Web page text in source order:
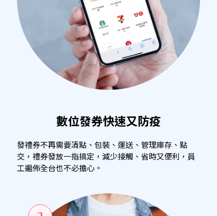
數位發券快速又防疫
發禮券不再需要清點、包裝、運送、管理庫存、點
交，禮券發放一指搞定，減少接觸、省時又便利，員
工遍佈全台也不必擔心。